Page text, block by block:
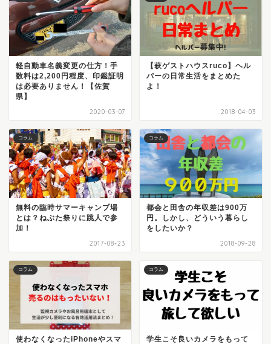
軽自動車名義変更の仕方！手
数料は2,200円程度、印鑑証明
は必要ありません！【佐賀
県】
2020-03-07
【萩ゲストハウスruco】ヘル
パーの日常生活をまとめた
よ！
2018-04-03
コラム
無料の臨時サマーキャンプ場
とは？ねぶた祭りに跳人で参
加！
2017-08-23
コラム
都会と田舎の年収差は900万
円。しかし、どういう暮らし
をしたいか？
2018-09-28
コラム
使わなくなったiPhoneやスマ
コラム
学生こそ良いカメラをもって